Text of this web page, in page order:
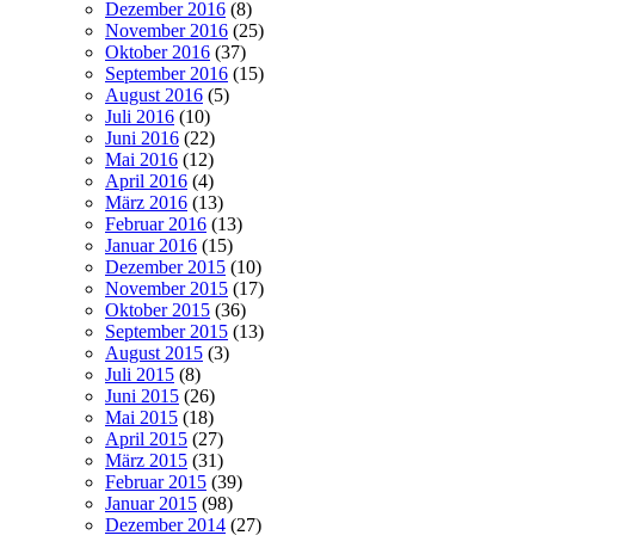
Dezember 2016 (8)
November 2016 (25)
Oktober 2016 (37)
September 2016 (15)
August 2016 (5)
Juli 2016 (10)
Juni 2016 (22)
Mai 2016 (12)
April 2016 (4)
März 2016 (13)
Februar 2016 (13)
Januar 2016 (15)
Dezember 2015 (10)
November 2015 (17)
Oktober 2015 (36)
September 2015 (13)
August 2015 (3)
Juli 2015 (8)
Juni 2015 (26)
Mai 2015 (18)
April 2015 (27)
März 2015 (31)
Februar 2015 (39)
Januar 2015 (98)
Dezember 2014 (27)